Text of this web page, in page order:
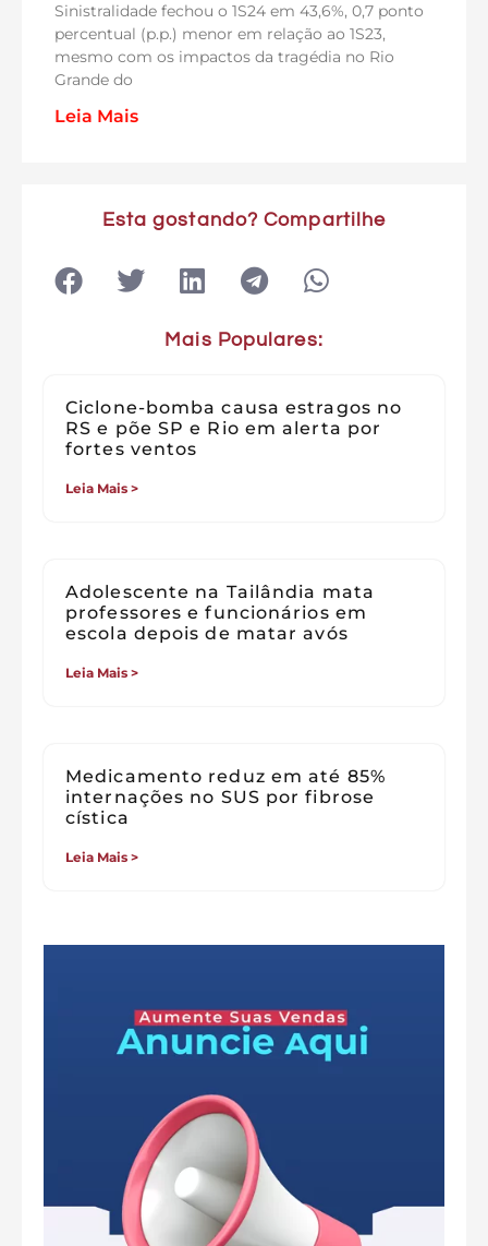
Sinistralidade fechou o 1S24 em 43,6%, 0,7 ponto
percentual (p.p.) menor em relação ao 1S23,
mesmo com os impactos da tragédia no Rio
Grande do
Leia Mais
Esta gostando? Compartilhe
Mais Populares:
Ciclone-bomba causa estragos no
RS e põe SP e Rio em alerta por
fortes ventos
Leia Mais >
Adolescente na Tailândia mata
professores e funcionários em
escola depois de matar avós
Leia Mais >
Medicamento reduz em até 85%
internações no SUS por fibrose
cística
Leia Mais >